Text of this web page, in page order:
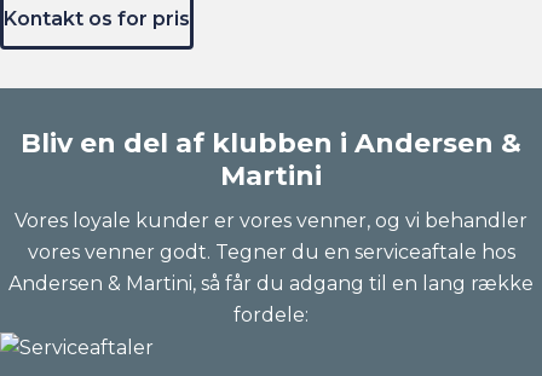
for præcis pris på service af netop din bil.
Kontakt os for pris
Bliv en del af klubben i Andersen &
Martini
Vores loyale kunder er vores venner, og vi behandler
vores venner godt. Tegner du en serviceaftale hos
Andersen & Martini, så får du adgang til en lang række
fordele: